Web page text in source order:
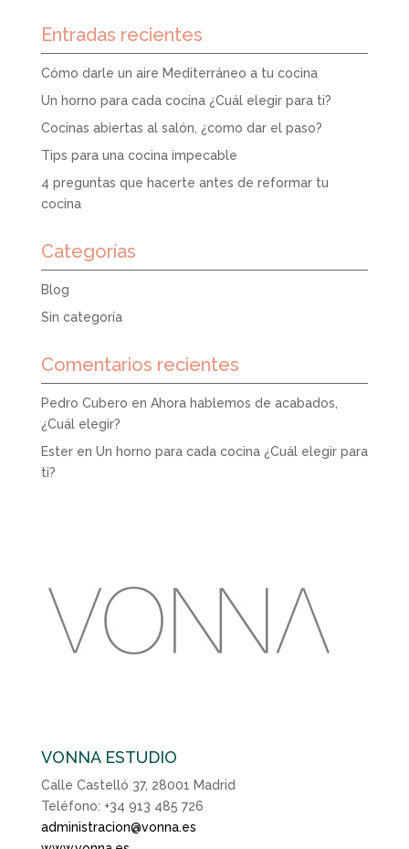
Entradas recientes
Cómo darle un aire Mediterráneo a tu cocina
Un horno para cada cocina ¿Cuál elegir para ti?
Cocinas abiertas al salón, ¿como dar el paso?
Tips para una cocina impecable
4 preguntas que hacerte antes de reformar tu
cocina
Categorías
Blog
Sin categoría
Comentarios recientes
Pedro Cubero en Ahora hablemos de acabados,
¿Cuál elegir?
Esteren Un horno para cada cocina ¿Cuál elegir para
ti?
VONNA ESTUDIO
Calle Castelló 37, 28001 Madrid
Teléfono: +34 913 485 726
administracion@vonna.es